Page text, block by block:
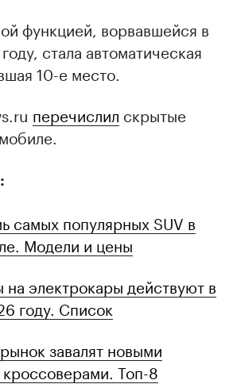
функцией, ворвавшейся в
стала автоматическая
10-е место.
перечислил скрытые
самых популярных SUV в
Модели и цены
на электрокары действуют в
году. Список
завалят новыми
Топ-8